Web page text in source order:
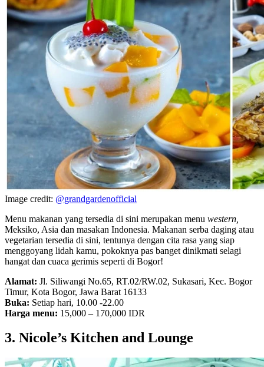
Image credit: @grandgardenofficial
Menu makanan yang tersedia di sini merupakan menu western,
Meksiko, Asia dan masakan Indonesia. Makanan serba daging atau
vegetarian tersedia di sini, tentunya dengan cita rasa yang siap
menggoyang lidah kamu, pokoknya pas banget dinikmati selagi
hangat dan cuaca gerimis seperti di Bogor!
Alamat: Jl. Siliwangi No.65, RT.02/RW.02, Sukasari, Kec. Bogor
Timur, Kota Bogor, Jawa Barat 16133
Buka: Setiap hari, 10.00 -22.00
Harga menu: 15,000 – 170,000 IDR
3. Nicole’s Kitchen and Lounge